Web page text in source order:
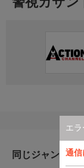
エラ
通
同じジャンルの